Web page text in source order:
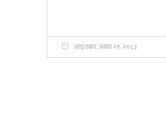
आइतबार, असार २१, २०८३